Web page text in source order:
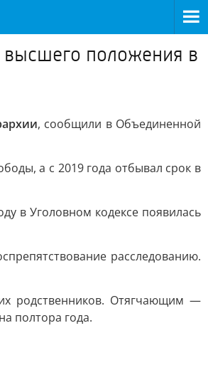
высшего положения в
, сообщили в Объединенной
а с 2019 года отбывал срок в
в Уголовном кодексе появилась
расследованию.
родственников. Отягчающим —
полтора года.